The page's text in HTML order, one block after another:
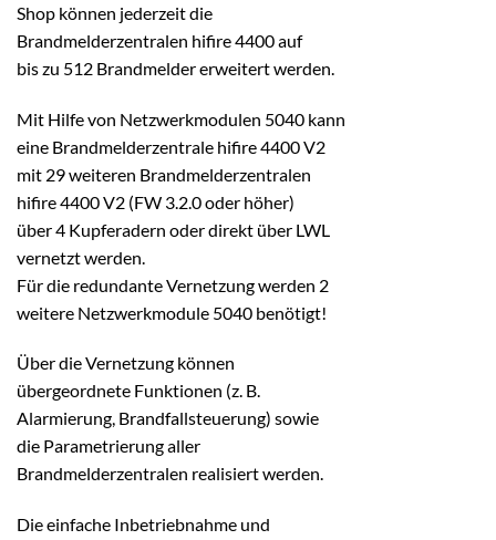
Shop können jederzeit die
Brandmelderzentralen hifire 4400 auf
bis zu 512 Brandmelder erweitert werden.
Mit Hilfe von Netzwerkmodulen 5040 kann
eine Brandmelderzentrale hifire 4400 V2
mit 29 weiteren Brandmelderzentralen
hifire 4400 V2 (FW 3.2.0 oder höher)
über 4 Kupferadern oder direkt über LWL
vernetzt werden.
Für die redundante Vernetzung werden 2
weitere Netzwerkmodule 5040 benötigt!
Über die Vernetzung können
übergeordnete Funktionen (z. B.
Alarmierung, Brandfallsteuerung) sowie
die Parametrierung aller
Brandmelderzentralen realisiert werden.
Die einfache Inbetriebnahme und